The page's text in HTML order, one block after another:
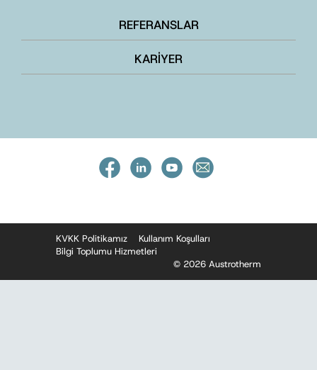
REFERANSLAR
KARİYER
KVKK Politikamız
Kullanım Koşulları
Bilgi Toplumu Hizmetleri
© 2026 Austrotherm